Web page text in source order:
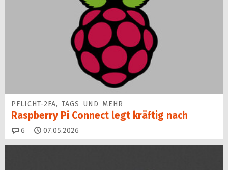
PFLICHT-2FA, TAGS UND MEHR
Raspberry Pi Connect legt kräftig nach
6 Kommentare
07.05.2026